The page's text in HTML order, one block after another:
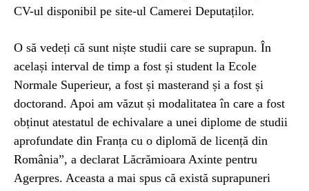
CV-ul disponibil pe site-ul Camerei Deputaților.
O să vedeți că sunt niște studii care se suprapun. În
același interval de timp a fost și student la Ecole
Normale Superieur, a fost și masterand și a fost și
doctorand. Apoi am văzut și modalitatea în care a fost
obținut atestatul de echivalare a unei diplome de studii
aprofundate din Franța cu o diplomă de licență din
România”, a declarat Lăcrămioara Axinte pentru
Agerpres. Aceasta a mai spus că există suprapuneri